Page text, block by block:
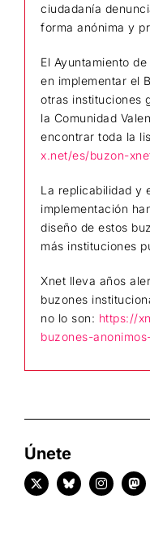
ciudadanía
forma anónima y
El Ayuntamiento
en implementar el
otras instituciones
la Comunidad
encontrar toda la
x.net/es/buzon-
La replicabilidad y
implementación
diseño de estos
más instituciones
Xnet lleva años
buzones
no lo son: https://
buzones-
Únete